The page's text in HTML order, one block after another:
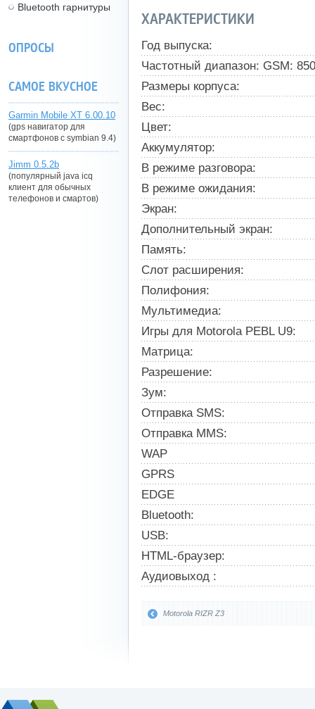
ХАРАКТЕРИСТИКИ
Год выпуска:
Частотный диапазон: GSM:
Размеры корпуса:
Вес:
Цвет:
Аккумулятор:
В режиме разговора:
В режиме ожидания:
Экран:
Дополнительный экран:
Память:
Слот расширения:
Полифония:
Мультимедиа:
Игры для Motorola PEBL U9:
Матрица:
Разрешение:
Зум:
Отправка SMS:
Отправка MMS:
WAP
GPRS
EDGE
Bluetooth:
USB:
HTML-браузер:
Аудиовыход :
Motorola RIZR Z3
Bluetooth гарнитуры
ОПРОСЫ
САМОЕ ВКУСНОЕ
Garmin Mobile XT 6.00.10
(gps навигатор для
смартфонов с symbian 9.4)
Jimm 0.5.2b
(популярный java icq
клиент для обычных
телефонов и смартов)